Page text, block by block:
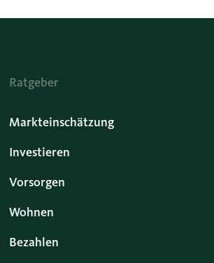
Ratgeber
Markteinschätzung
Investieren
Vorsorgen
Wohnen
Bezahlen